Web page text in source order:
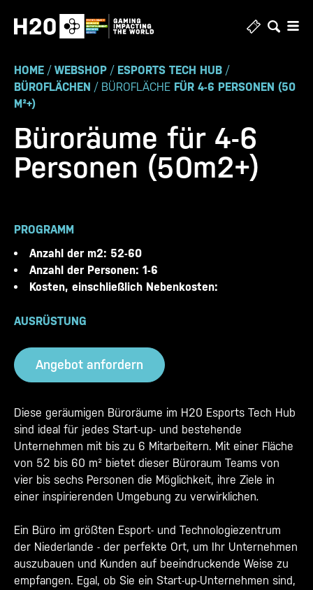
Inhalt
HOME / WEBSHOP / ESPORTS TECH HUB /
BÜROFLÄCHEN / BÜROFLÄCHE FÜR 4-6 PERSONEN (50
M²+)
Büroräume für 4-6
Personen (50m2+)
PROGRAMM
Anzahl der m2: 52-60
Anzahl der Personen: 1-6
Kosten, einschließlich Nebenkosten:
AUSRÜSTUNG
Angebot anfordern
Diese geräumigen Büroräume im H20 Esports Tech Hub
sind ideal für jedes Start-up- und bestehende
Unternehmen mit bis zu 6 Mitarbeitern. Mit einer Fläche
von 52 bis 60 m² bietet dieser Büroraum Teams von
vier bis sechs Personen die Möglichkeit, ihre Ziele in
einer inspirierenden Umgebung zu verwirklichen.
Ein Büro im größten Esport- und Technologiezentrum
der Niederlande - der perfekte Ort, um Ihr Unternehmen
auszubauen und Kunden auf beeindruckende Weise zu
empfangen. Egal, ob Sie ein Start-up-Unternehmen sind,